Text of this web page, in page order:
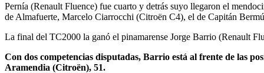
Pernía (Renault Fluence) fue cuarto y detrás suyo llegaron el
de Almafuerte, Marcelo Ciarrocchi (Citroën C4), el de Capitán
La final del TC2000 la ganó el pinamarense Jorge Barrio (Renault
Con dos competencias disputadas, Barrio está al frente de las
Aramendia (Citroën), 51.